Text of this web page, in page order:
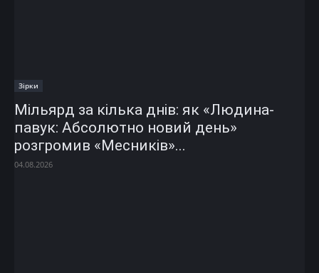
Зірки
Мільярд за кілька днів: як «Людина-
павук: Абсолютно новий день»
розгромив «Месників»...
04.08.2026